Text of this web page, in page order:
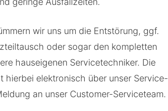
wir uns um die Entstörung, ggf.
oder sogar den kompletten
hauseigenen Servicetechniker. Die
hierbei elektronisch über unser Service-
an unser Customer-Serviceteam.